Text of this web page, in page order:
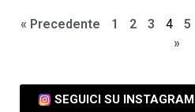
« Precedente 1 2 3 4 5
»
SEGUICI SU INSTAGRAM